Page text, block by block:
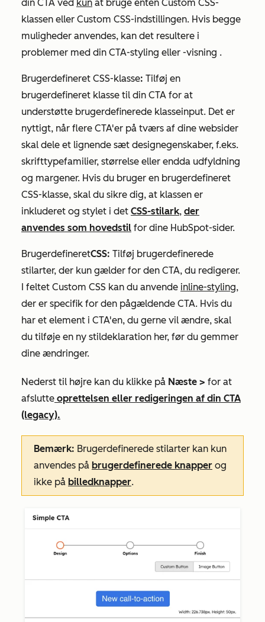
din CTA ved kun at bruge enten Custom CSS-
klassen eller Custom CSS-indstillingen. Hvis begge
muligheder anvendes, kan det resultere i
problemer med din CTA-styling eller -visning .
Brugerdefineret CSS-klasse: Tilføj en
brugerdefineret klasse til din CTA for at
understøtte brugerdefinerede klasseinput. Det er
nyttigt, når flere CTA'er på tværs af dine websider
skal dele et lignende sæt designegenskaber, f.eks.
skrifttypefamilier, størrelse eller endda udfyldning
og margener. Hvis du bruger en brugerdefineret
CSS-klasse, skal du sikre dig, at klassen er
inkluderet og stylet i det CSS-stilark, der
anvendes som hovedstil for dine HubSpot-sider.
BrugerdefineretCSS: Tilføj brugerdefinerede
stilarter, der kun gælder for den CTA, du redigerer.
I feltet Custom CSS kan du anvende inline-styling,
der er specifik for den pågældende CTA. Hvis du
har et element i CTA'en, du gerne vil ændre, skal
du tilføje en ny stildeklaration her, før du gemmer
dine ændringer.
Nederst til højre kan du klikke på Næste > for at
afslutte oprettelsen eller redigeringen af din CTA
(legacy).
Bemærk: Brugerdefinerede stilarter kan kun
anvendes på brugerdefinerede knapper og
ikke på billedknapper.